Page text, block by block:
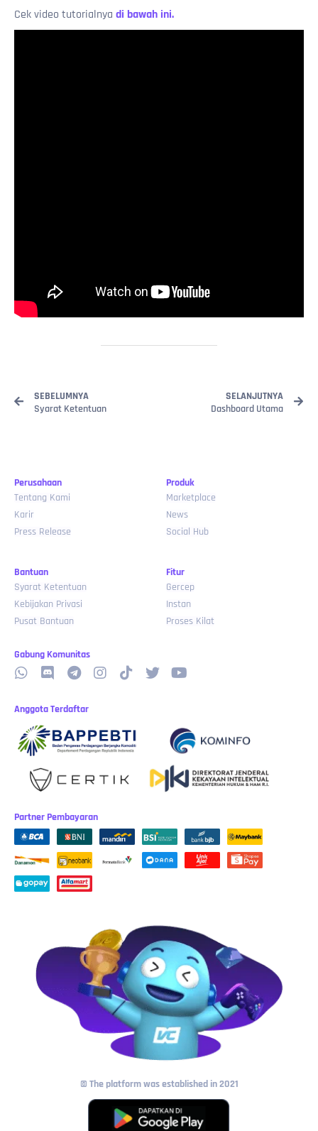
Cek video tutorialnya di bawah ini.
SEBELUMNYA
Syarat Ketentuan
SELANJUTNYA
Dashboard Utama
Perusahaan
Tentang Kami
Karir
Press Release
Produk
Marketplace
News
Social Hub
Bantuan
Syarat Ketentuan
Kebijakan Privasi
Pusat Bantuan
Fitur
Gercep
Instan
Proses Kilat
Gabung Komunitas
Anggota Terdaftar
Partner Pembayaran
© The platform was established in 2021